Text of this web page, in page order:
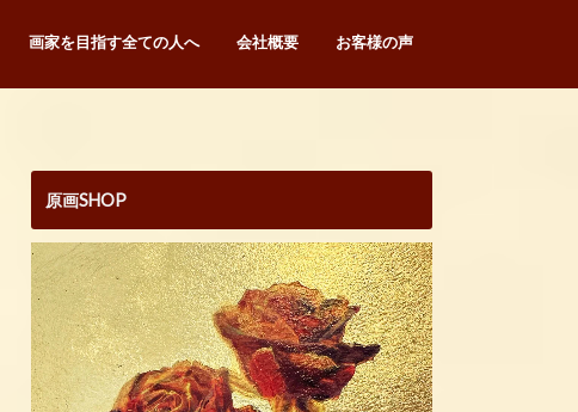
画家を目指す全ての人へ 会社概要 お客様の声
原画SHOP